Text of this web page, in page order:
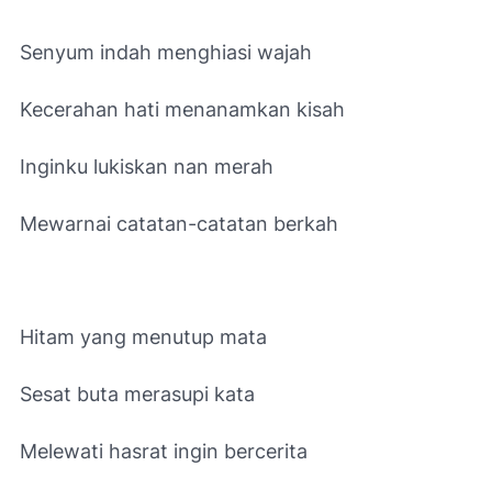
Senyum indah menghiasi wajah
Kecerahan hati menanamkan kisah
Inginku lukiskan nan merah
Mewarnai catatan-catatan berkah
Hitam yang menutup mata
Sesat buta merasupi kata
Melewati hasrat ingin bercerita